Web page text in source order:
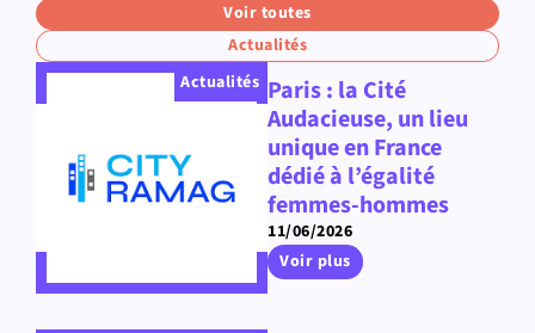
Actualités
Voir toutes
Actualités Paris : la Cité
Audacieuse, un lieu
unique en France
dédié à l’égalité
femmes-hommes
11/06/2026
Voir plus